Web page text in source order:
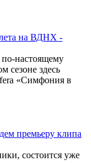
на ВДНХ -
настоящему
сезоне здесь
«Симфония в
премьеру клипа
состоится уже